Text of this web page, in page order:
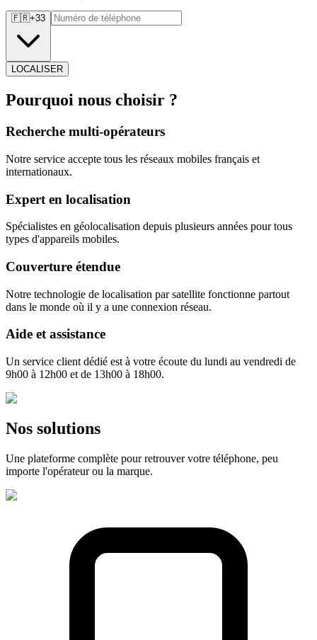
🇫🇷+33
LOCALISER
Pourquoi nous choisir ?
Recherche multi-opérateurs
Notre service accepte tous les réseaux mobiles français et
internationaux.
Expert en localisation
Spécialistes en géolocalisation depuis plusieurs années pour tous
types d'appareils mobiles.
Couverture étendue
Notre technologie de localisation par satellite fonctionne partout
dans le monde où il y a une connexion réseau.
Aide et assistance
Un service client dédié est à votre écoute du lundi au vendredi de
9h00 à 12h00 et de 13h00 à 18h00.
Nos solutions
Une plateforme complète pour retrouver votre téléphone, peu
importe l'opérateur ou la marque.